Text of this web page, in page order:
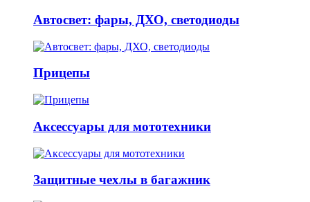
Автосвет: фары, ДХО, светодиоды
Прицепы
Аксессуары для мототехники
Защитные чехлы в багажник